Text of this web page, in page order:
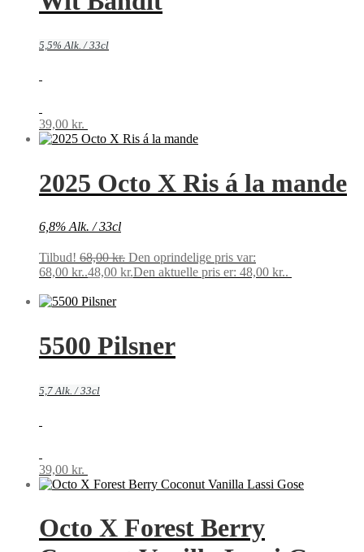
5,5% Alk. / 33cl
39,00 kr.
2025 Octo X Ris á la mande
6,8% Alk. / 33cl
Tilbud! 68,00kr. Den oprindelige pris var:
68,00 kr..48,00 kr.Den aktuelle pris er: 48,00 kr..
5500 Pilsner
5,7 Alk. / 33cl
39,00 kr.
Octo X Forest Berry